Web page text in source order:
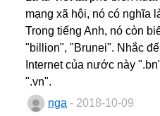
mạng xã hội, nó có nghĩa
Trong tiếng Anh, nó còn
"billion", "Brunei". Nhắc
Internet của nước này
".vn".
nga - 2018-10-09